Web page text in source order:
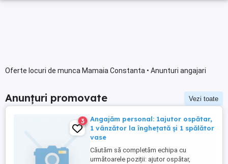
Oferte locuri de munca Mamaia Constanta • Anunturi angajari
Anunțuri promovate Vezi toate
3
Angajăm personal: 1ajutor ospătar,
1 vânzător la înghețată și 1 spălător
vase
Căutăm să completăm echipa cu
următoarele poziții: ajutor ospătar,